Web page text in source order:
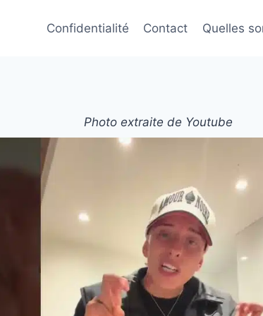
Confidentialité Contact Quelles
Photo extraite de Youtube